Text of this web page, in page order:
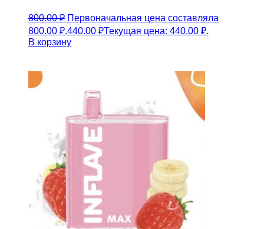
800.00₽ Первоначальная цена составляла
800.00 ₽.440.00 ₽Текущая цена: 440.00 ₽.
В корзину